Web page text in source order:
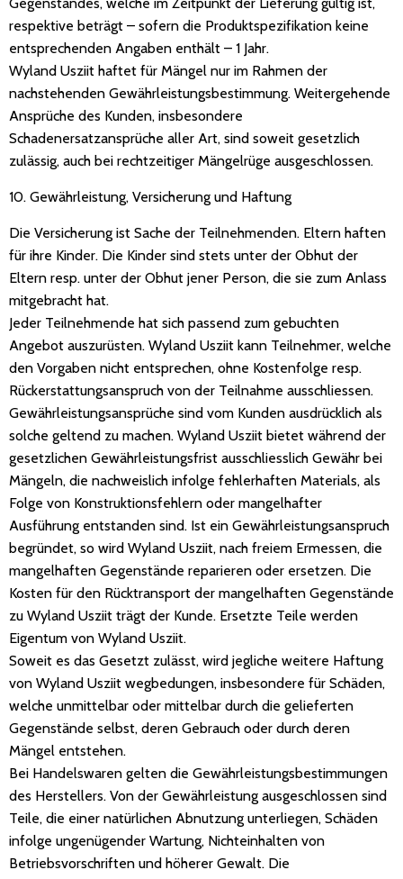
respektive beträgt – sofern die Produktspezifikation keine
entsprechenden Angaben enthält – 1 Jahr.
Wyland Usziit haftet für Mängel nur im Rahmen der
nachstehenden Gewährleistungsbestimmung. Weitergehende
Ansprüche des Kunden, insbesondere
Schadenersatzansprüche aller Art, sind soweit gesetzlich
zulässig, auch bei rechtzeitiger Mängelrüge ausgeschlossen.
10. Gewährleistung, Versicherung und Haftung
Die Versicherung ist Sache der Teilnehmenden. Eltern haften
für ihre Kinder. Die Kinder sind stets unter der Obhut der
Eltern resp. unter der Obhut jener Person, die sie zum Anlass
mitgebracht hat.
Jeder Teilnehmende hat sich passend zum gebuchten
Angebot auszurüsten. Wyland Usziit kann Teilnehmer, welche
den Vorgaben nicht entsprechen, ohne Kostenfolge resp.
Rückerstattungsanspruch von der Teilnahme ausschliessen.
Gewährleistungsansprüche sind vom Kunden ausdrücklich als
solche geltend zu machen. Wyland Usziit bietet während der
gesetzlichen Gewährleistungsfrist ausschliesslich Gewähr bei
Mängeln, die nachweislich infolge fehlerhaften Materials, als
Folge von Konstruktionsfehlern oder mangelhafter
Ausführung entstanden sind. Ist ein Gewährleistungsanspruch
begründet, so wird Wyland Usziit, nach freiem Ermessen, die
mangelhaften Gegenstände reparieren oder ersetzen. Die
Kosten für den Rücktransport der mangelhaften Gegenstände
zu Wyland Usziit trägt der Kunde. Ersetzte Teile werden
Eigentum von Wyland Usziit.
Soweit es das Gesetzt zulässt, wird jegliche weitere Haftung
von Wyland Usziit wegbedungen, insbesondere für Schäden,
welche unmittelbar oder mittelbar durch die gelieferten
Gegenstände selbst, deren Gebrauch oder durch deren
Mängel entstehen.
Bei Handelswaren gelten die Gewährleistungsbestimmungen
des Herstellers. Von der Gewährleistung ausgeschlossen sind
Teile, die einer natürlichen Abnutzung unterliegen, Schäden
infolge ungenügender Wartung, Nichteinhalten von
Betriebsvorschriften und höherer Gewalt. Die